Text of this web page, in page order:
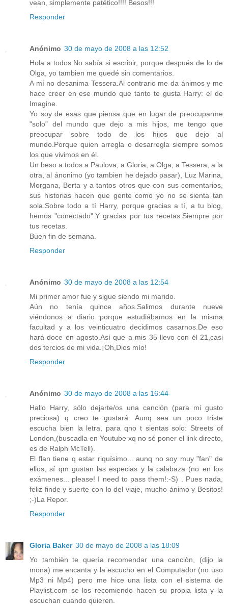
vean, simplemente patético!!!! Besos!!!
Responder
Anónimo 30 de mayo de 2008 a las 12:52
Hola a todos.No sabía si escribir, porque después de lo de
Olga, yo tambien me quedé sin comentarios.
A mí no desanima Tessera.Al contrario me da ánimos y me
hace creer en ese mundo que tanto te gusta Harry: el de
Imagine.
Yo soy de esas que piensa que en lugar de preocuparme
"solo" del mundo que dejo a mis hijos, me tengo que
preocupar sobre todo de los hijos que dejo al
mundo.Porque quien arregla o desarregla siempre somos
los que vivimos en él.
Un beso a todos:a Paulova, a Gloria, a Olga, a Tessera, a la
otra, al ánonimo (yo tambien he dejado pasar), Luz Marina,
Morgana, Berta y a tantos otros que con sus comentarios,
sus historias hacen que gente como yo no se sienta tan
sola.Sobre todo a tí Harry, porque gracias a tí, a tu blog,
hemos "conectado".Y gracias por tus recetas.Siempre por
tus recetas.
Buen fin de semana.
Responder
Anónimo 30 de mayo de 2008 a las 12:54
Mi primer amor fue y sigue siendo mi marido.
Aún no tenía quince años.Salimos durante nueve
viéndonos a diario porque estudiábamos en la misma
facultad y a los veinticuatro decidimos casarnos.De eso
hará doce en agosto.Así que a mis 35 llevo con él 21,casi
dos tercios de mi vida.¡Oh,Dios mío!
Responder
Anónimo 30 de mayo de 2008 a las 16:44
Hallo Harry, sólo dejarte/os una canción (para mi gusto
preciosa) q creo te gustará. Aunq sea un poco triste
escucha bien la letra, para qno t sientas solo: Streets of
London,(buscadla en Youtube xq no sé poner el link directo,
es de Ralph McTell).
El flan tiene q estar riquísimo... aunq no soy muy "fan" de
ellos, sí qm gustan las especias y la calabaza (no en los
exámenes... please! I need to pass them!:-S) . Pues nada,
feliz finde y suerte con lo del viaje, mucho ánimo y Besitos!
;-)La Repor.
Responder
Gloria Baker 30 de mayo de 2008 a las 18:09
Yo tambièn te querìa recomendar una canciòn, (dijo la
mona) me encanta y la escucho en el Computador (no uso
Mp3 ni Mp4) pero me hice una lista con el sistema de
Playlist.com se los recomiendo hacen su propia lista y la
escuchan cuando quieren.